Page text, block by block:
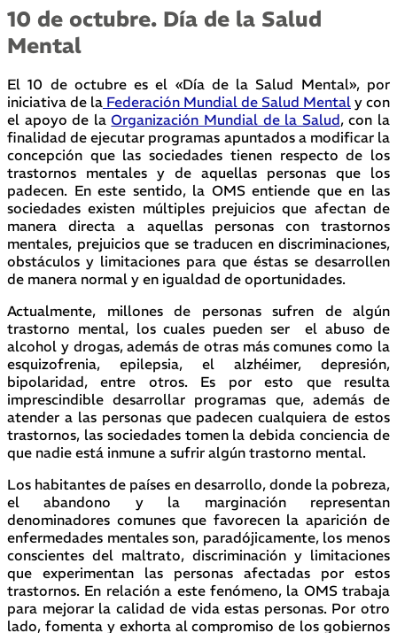
10 de octubre. Día de la Salud
Mental
El 10 de octubre es el «Día de la Salud Mental», por
iniciativa de la Federación Mundial de Salud Mental y con
el apoyo de laOrganización Mundial de la Salud, con la
finalidad de ejecutar programas apuntados a modificar la
concepción que las sociedades tienen respecto de los
trastornos mentales y de aquellas personas que los
padecen. En este sentido, la OMS entiende que en las
sociedades existen múltiples prejuicios que afectan de
manera directa a aquellas personas con trastornos
mentales, prejuicios que se traducen en discriminaciones,
obstáculos y limitaciones para que éstas se desarrollen
de manera normal y en igualdad de oportunidades.
Actualmente, millones de personas sufren de algún
trastorno mental, los cuales pueden ser el abuso de
alcohol y drogas, además de otras más comunes como la
esquizofrenia, epilepsia, el alzhéimer, depresión,
bipolaridad, entre otros. Es por esto que resulta
imprescindible desarrollar programas que, además de
atender a las personas que padecen cualquiera de estos
trastornos, las sociedades tomen la debida conciencia de
que nadie está inmune a sufrir algún trastorno mental.
Los habitantes de países en desarrollo, donde la pobreza,
el abandono y la marginación representan
denominadores comunes que favorecen la aparición de
enfermedades mentales son, paradójicamente, los menos
conscientes del maltrato, discriminación y limitaciones
que experimentan las personas afectadas por estos
trastornos. En relación a este fenómeno, la OMS trabaja
para mejorar la calidad de vida estas personas. Por otro
lado, fomenta y exhorta al compromiso de los gobiernos